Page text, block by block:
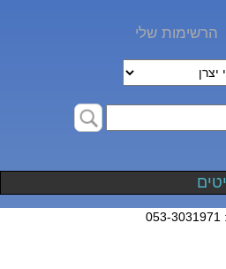
הרשימות שלי